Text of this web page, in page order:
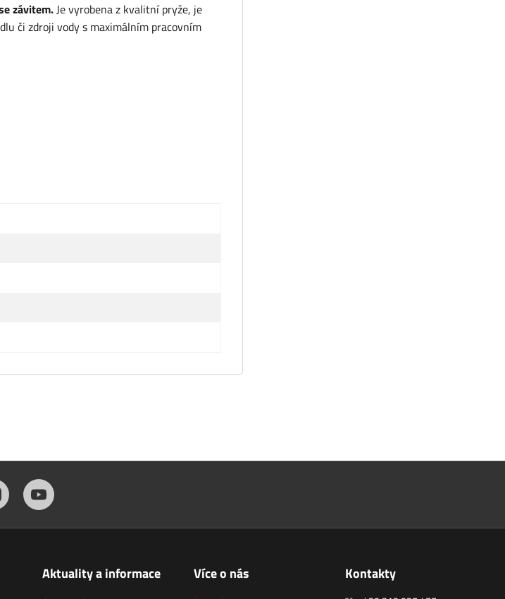
závitem.Je vyrobena z kvalitní pryže, je
či zdroji vody s maximálním pracovním
Aktuality a informace Více o nás Kontakty